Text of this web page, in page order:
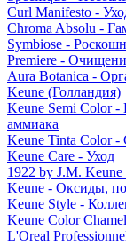
Curl Manifesto -
Chroma Absolu -
Symbiose -
Premiere -
Aura Botanica -
Keune (Голландия)
Keune Semi Color -
аммиака
Keune Tinta Color -
Keune Care - Уход
1922 by J.M.
Keune - Оксиды,
Keune Style -
Keune Color
L'Oreal